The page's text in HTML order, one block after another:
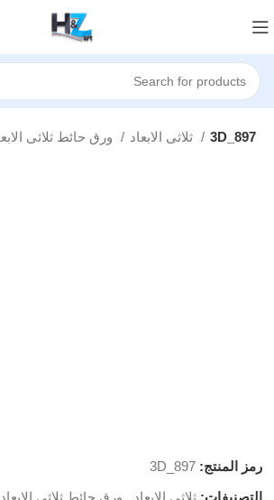
ثلاثى الابعاد 3D_897
رمز المنتج:3D_897
التصنيفات: ثلاثى الابعاد , ورق حائط ثلاثى الابعاد